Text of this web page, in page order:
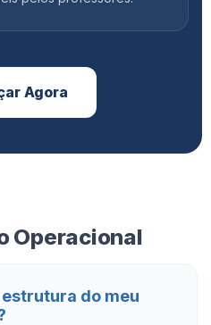
Agora
Operacional
estrutura do meu